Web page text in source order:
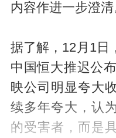
内容作进一步澄清
据了解，12月1日
中国恒大推迟公
映公司明显夸大
续多年夸大，认
的受害者，而是